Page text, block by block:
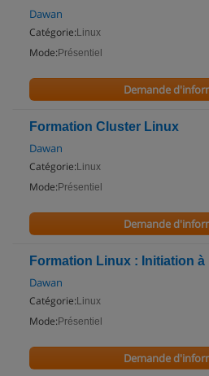
Dawan
Catégorie: Linux
Mode: Présentiel
Demande
Formation Cluster Linux
Dawan
Catégorie: Linux
Mode: Présentiel
Demande
Formation Linux : Initiation
Dawan
Catégorie: Linux
Mode: Présentiel
Demande